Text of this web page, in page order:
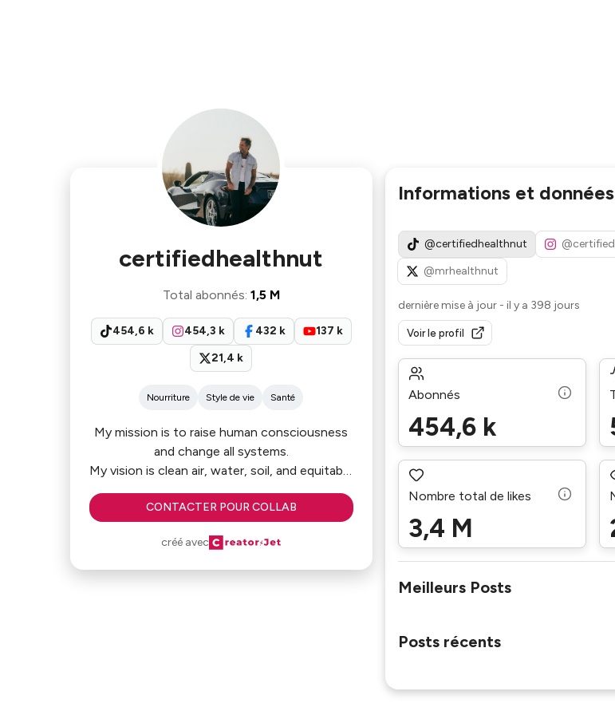
certifiedhealthnut
Total abonnés: 1,5 M
454,6 k 454,3 k 432 k
137 k
21,4 k
Nourriture Style de vie Santé
My mission is to raise human consciousness
and change all systems.
My vision is clean air, water, soil, and equitable
systems
for all mankind… in my lifetime.
CONTACTER POUR COLLAB
créé avec
Informations et données
@certifiedhealthnut
@mrhealthnut
dernière mise à jour- il y a 398 jours
Voir le profil
Abonnés
454,6 k
Nombre total de likes
3,4 M
Meilleurs Posts
Posts récents